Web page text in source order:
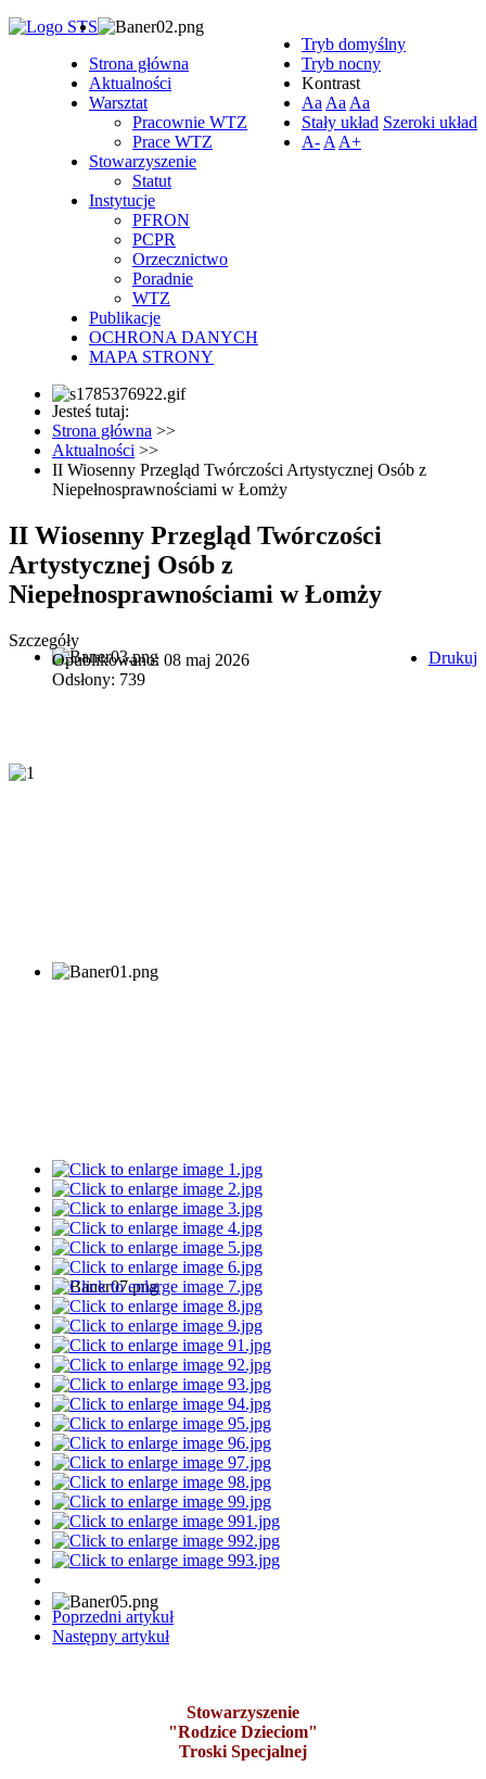
Tryb domyślny
Tryb nocny
Kontrast
Aa Aa Aa
Stały układ Szeroki układ
A- A A+
Strona główna
Aktualności
Warsztat
Pracownie WTZ
Prace WTZ
Stowarzyszenie
Statut
Instytucje
PFRON
PCPR
Orzecznictwo
Poradnie
WTZ
Publikacje
OCHRONA DANYCH
MAPA STRONY
Jesteś tutaj:
Strona główna >>
Aktualności >>
II Wiosenny Przegląd Twórczości Artystycznej Osób z
Niepełnosprawnościami w Łomży
II Wiosenny Przegląd Twórczości
Artystycznej Osób z
Niepełnosprawnościami w Łomży
Drukuj
Szczegóły
Opublikowano: 08 maj 2026
Odsłony: 739
Poprzedni artykuł
Następny artykuł
Stowarzyszenie
"Rodzice Dzieciom"
Troski Specjalnej